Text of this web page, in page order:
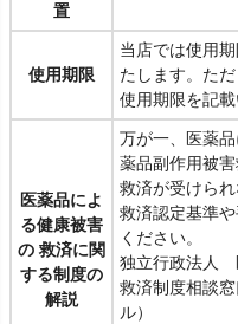
置
使用期限
当店では使用
たします。た
使用期限を記載
医薬品によ
る健康被害
の 救済に関
する制度の
解説
万が一、医薬
薬品副作用被
救済が受けら
救済認定基準
ください。
独立行政法人
救済制度相談
ル）